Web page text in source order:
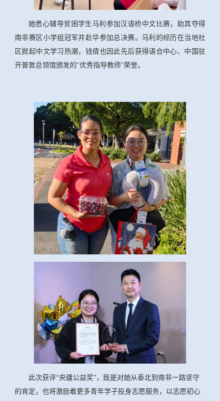
她悉心辅导贫困学生马利参加汉语桥中文比赛，助其夺得
南非赛区小学组冠军并赴华参加总决赛。马利的经历在当地社
区掀起中文学习热潮，钱倩也因此先后获得语合中心、中国驻
开普敦总领馆颁发的"优秀指导教师"荣誉。
此次获评“央疆公益奖”，既是对她从泰北到南非一路坚守
的肯定，也将激励着更多青年学子投身志愿服务，以志愿初心